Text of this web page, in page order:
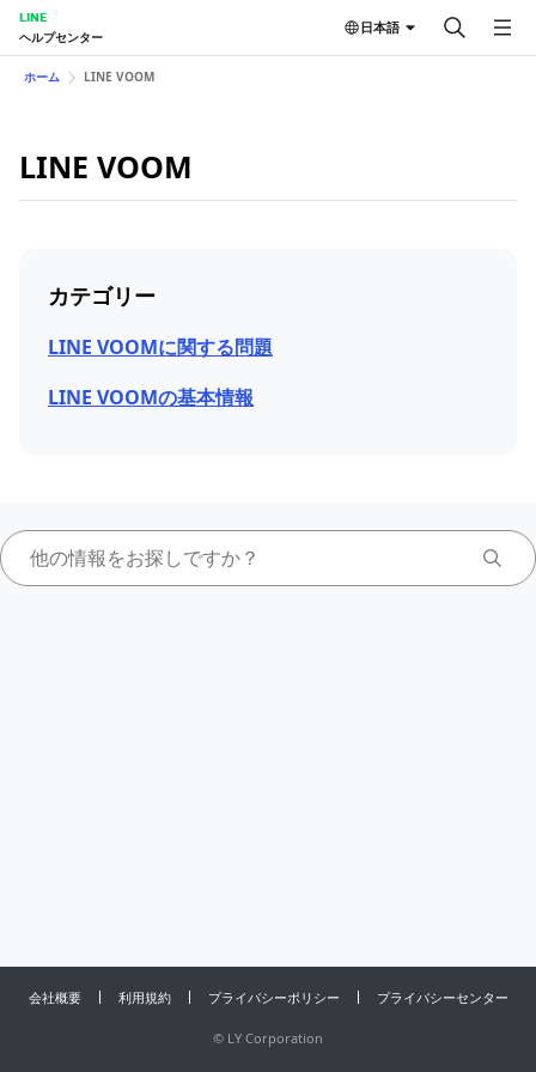
LINE
ヘルプセンター
日本語
ホーム LINE VOOM
LINE VOOM
カテゴリー
LINE VOOMに関する問題
LINE VOOMの基本情報
会社概要 利用規約 プライバシーポリシー プライバシーセンター
© LY Corporation